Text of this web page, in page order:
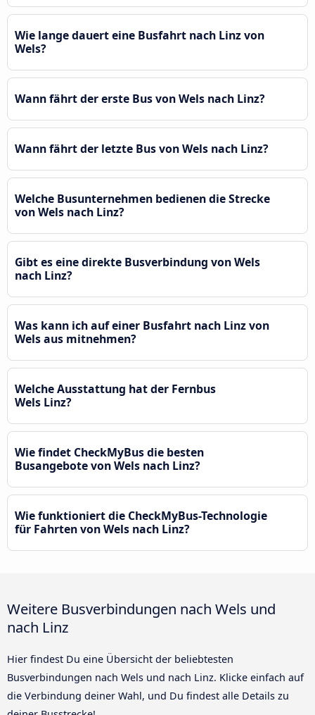
Wie lange dauert eine Busfahrt nach Linz von
Wels?
Wann fährt der erste Bus von Wels nach Linz?
Wann fährt der letzte Bus von Wels nach Linz?
Welche Busunternehmen bedienen die Strecke
von Wels nach Linz?
Gibt es eine direkte Busverbindung von Wels
nach Linz?
Was kann ich auf einer Busfahrt nach Linz von
Wels aus mitnehmen?
Welche Ausstattung hat der Fernbus
Wels Linz?
Wie findet CheckMyBus die besten
Busangebote von Wels nach Linz?
Wie funktioniert die CheckMyBus-Technologie
für Fahrten von Wels nach Linz?
Weitere Busverbindungen nach Wels und
nach Linz
Hier findest Du eine Übersicht der beliebtesten
Busverbindungen nach Wels und nach Linz. Klicke einfach auf
die Verbindung deiner Wahl, und Du findest alle Details zu